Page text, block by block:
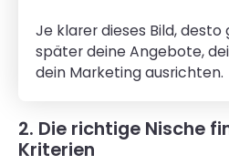
Je klarer dieses Bild,
später deine Angebote,
dein Marketing ausrichten.
2. Die richtige Nische
Kriterien